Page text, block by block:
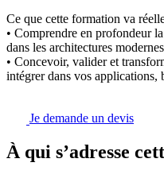
Ce que cette formation va
• Comprendre en profondeur
dans les architectures
• Concevoir, valider et
intégrer dans vos applications,
Je demande un devis
À qui s’adresse